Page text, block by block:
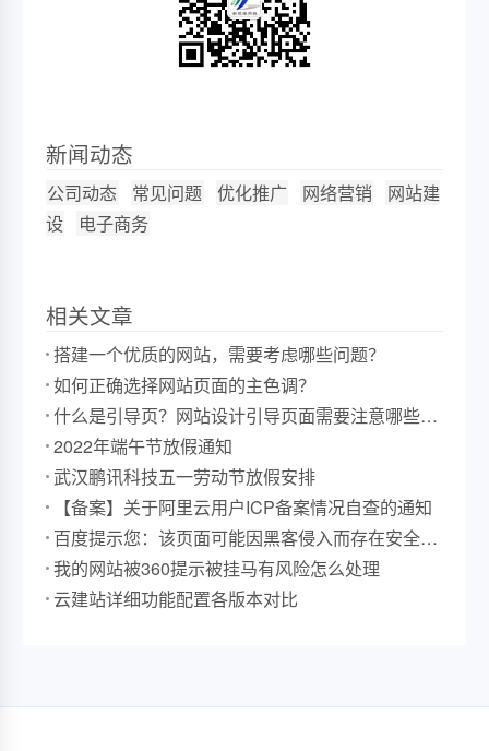
新闻动态
公司动态 常见问题 优化推广 网络营销
网站建
设
电子商务
相关文章
搭建一个优质的网站，需要考虑哪些问题？
如何正确选择网站页面的主色调？
什么是引导页？网站设计引导页面需要注意哪些事
项？
2022年端午节放假通知
武汉鹏讯科技五一劳动节放假安排
【备案】关于阿里云用户ICP备案情况自查的通知
百度提示您：该页面可能因黑客侵入而存在安全风
险
我的网站被360提示被挂马有风险怎么处理
云建站详细功能配置各版本对比